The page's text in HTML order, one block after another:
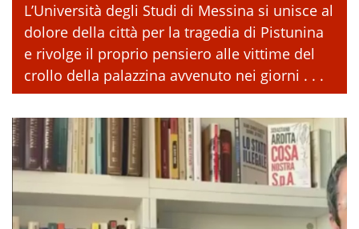
L’Università degli Studi di Messina si unisce al
dolore della città per la tragedia di Pistunina
e rivolge il proprio pensiero alle vittime del
crollo della palazzina avvenuto nei giorni . . .